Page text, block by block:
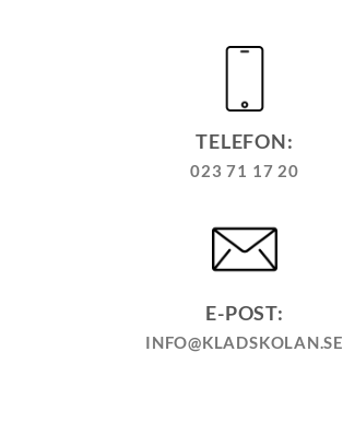
TELEFON:
023 71 17 20
E-POST:
INFO@KLADSKOLAN.SE